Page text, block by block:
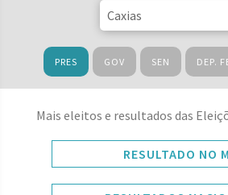
PRES GOV SEN DEP.
Mais eleitos e resultados das
RESULTADO NO